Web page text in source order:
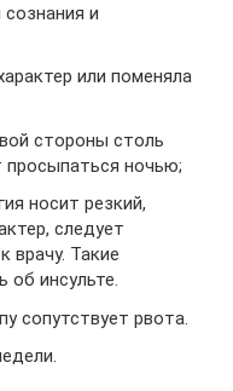
и
или поменяла
стороны столь
ночью;
носит резкий,
следует
врачу. Такие
об инсульте.
сопутствует рвота.